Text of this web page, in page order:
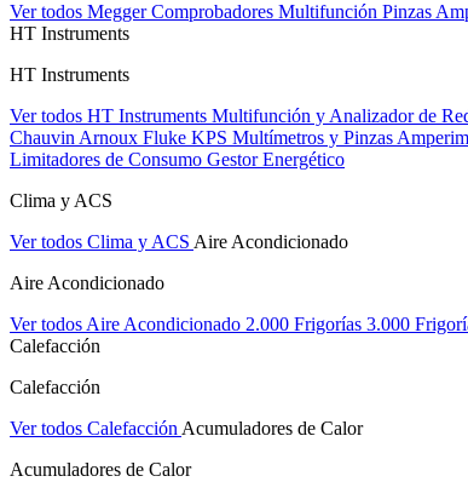
Ver todos MeggerComprobadores Multifunción Pinzas
HT Instruments
HT Instruments
Ver todos HT Instruments Multifunción y Analizador de
Chauvin Arnoux Fluke KPS Multímetros y Pinzas
Limitadores de Consumo Gestor Energético
Clima y ACS
Ver todos Clima y ACS Aire Acondicionado
Aire Acondicionado
Ver todos Aire Acondicionado 2.000 Frigorías 3.000
Calefacción
Calefacción
Ver todos Calefacción Acumuladores de Calor
Acumuladores de Calor